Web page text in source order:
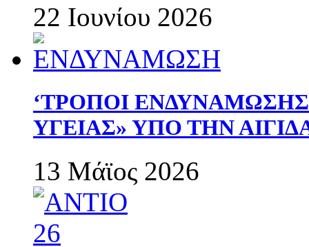
22 Ιουνίου 2026
‘ΤΡΟΠΟΙ
ΥΓΕΙΑΣ» ΥΠΟ ΤΗΝ
13 Μάϊος 2026